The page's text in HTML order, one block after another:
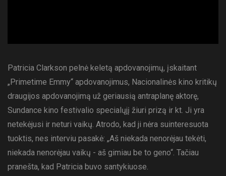
Patricia Clarkson pelnė keletą apdovanojimų, įskaitant
„Primetime Emmy“ apdovanojimus, Nacionalinės kino kritikų
draugijos apdovanojimą už geriausią antraplanę aktorę,
Sundance kino festivalio specialųjį žiuri prizą ir kt. Ji yra
netekėjusi ir neturi vaikų. Atrodo, kad ji nėra suinteresuota
tuoktis, nes interviu pasakė: „Aš niekada nenorėjau tekėti,
niekada nenorėjau vaikų - aš gimiau be to geno“. Tačiau
pranešta, kad Patricia buvo santykiuose.